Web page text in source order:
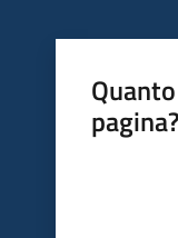
pagina?